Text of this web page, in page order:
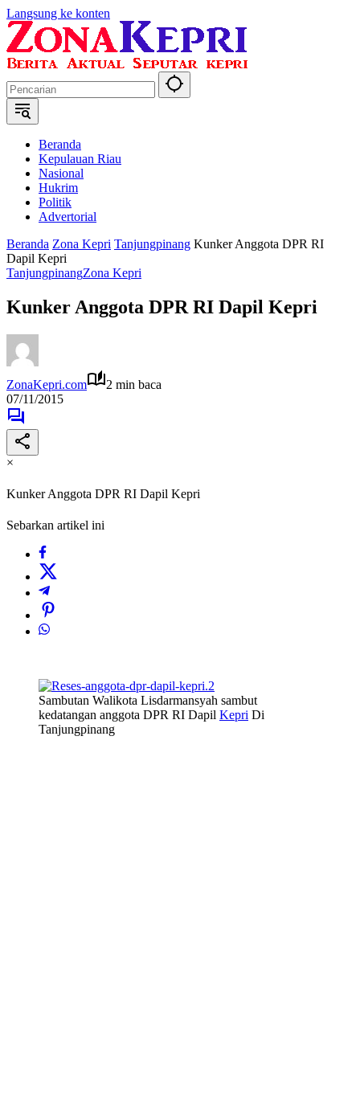
Langsung ke konten
Beranda
Kepulauan Riau
Nasional
Hukrim
Politik
Advertorial
Beranda Zona Kepri Tanjungpinang Kunker Anggota DPR RI
Dapil Kepri
TanjungpinangZona Kepri
Kunker Anggota DPR RI Dapil Kepri
ZonaKepri.com
2 min baca
07/11/2015
×
Kunker Anggota DPR RI Dapil Kepri
Sebarkan artikel ini
Sambutan Walikota Lisdarmansyah sambut
kedatangan anggota DPR RI Dapil Kepri Di
Tanjungpinang